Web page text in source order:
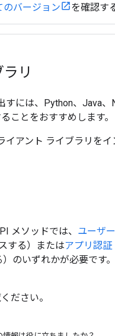
のバージョン を確認す
リ
すには、Python、Java
ことをおすすめします。
イアント ライブラリを
メソッドでは、 ユーザ
する）またはアプリ認証
）のいずれかが必要で
ださい。